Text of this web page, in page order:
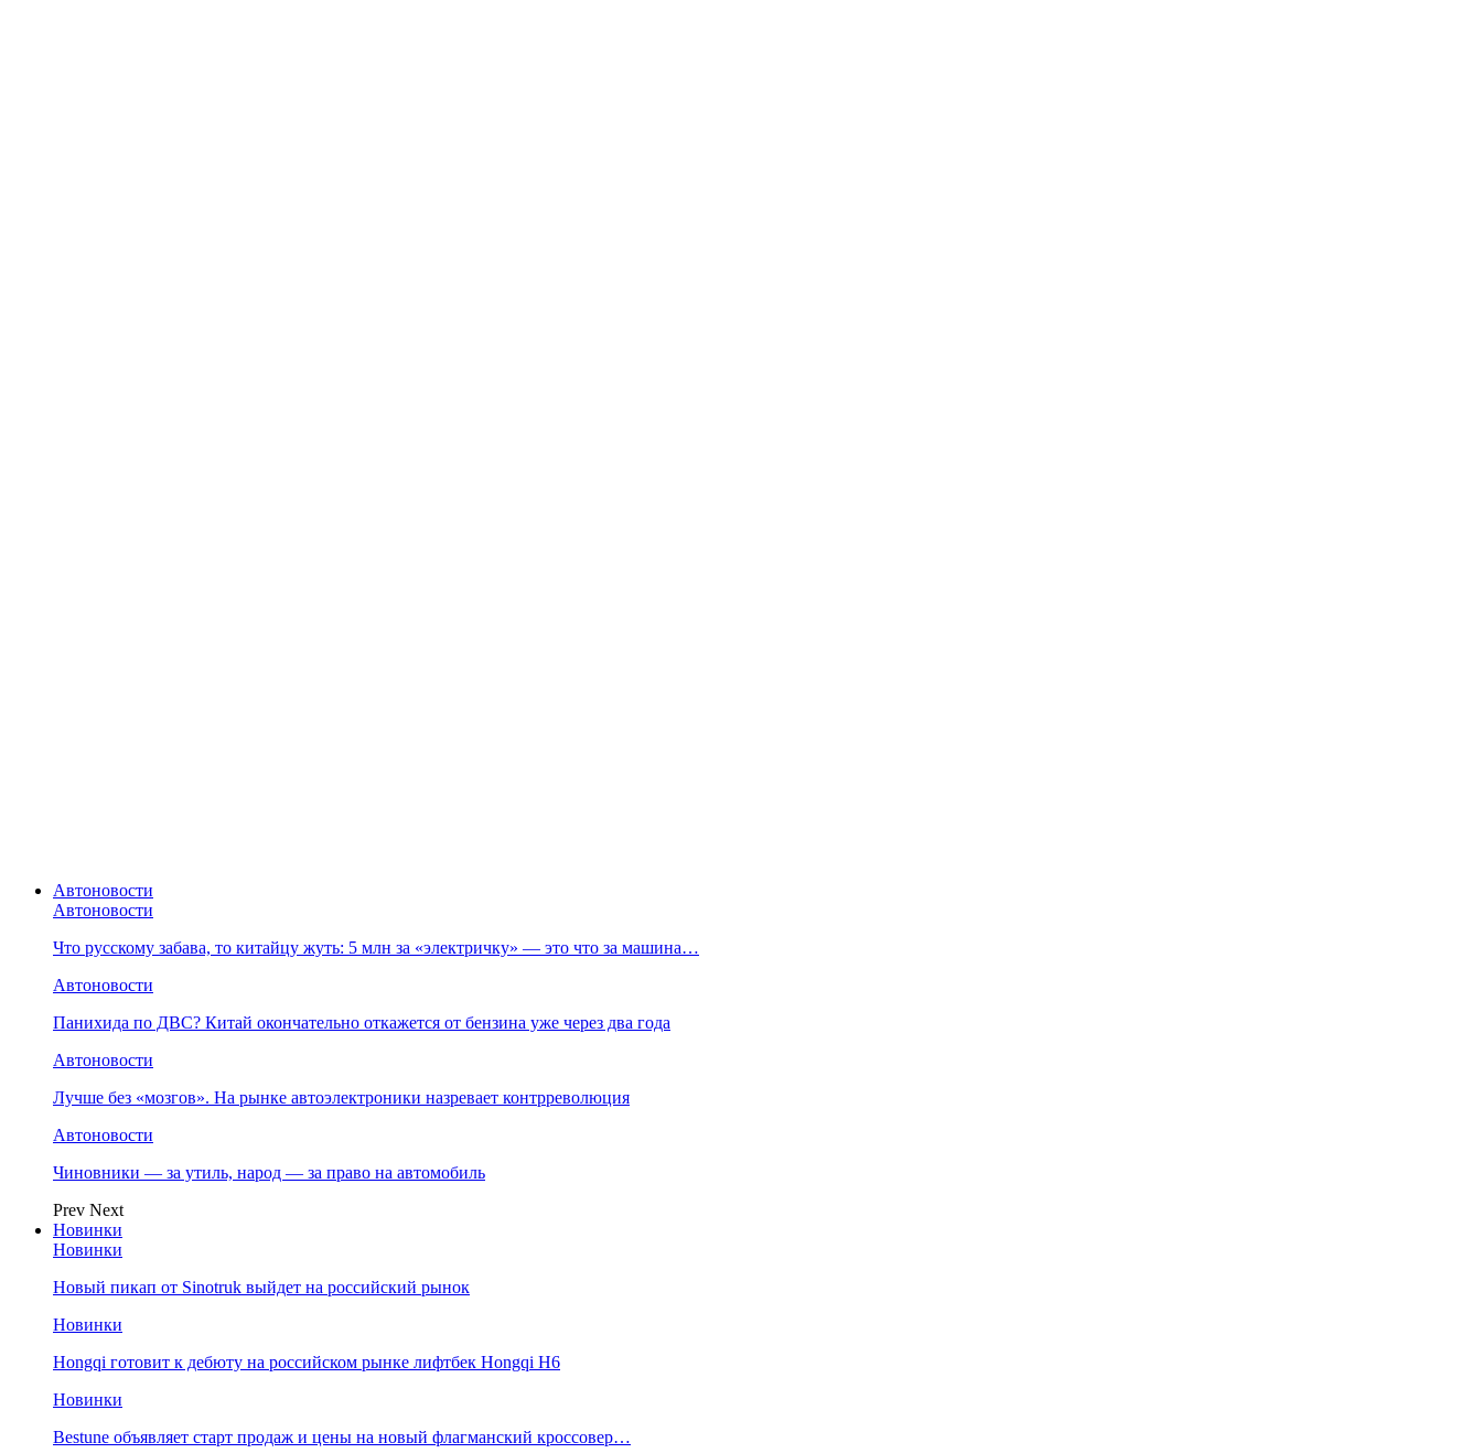
Автоновости
Автоновости
Что русскому забава, то китайцу жуть: 5 млн за «электричку» — это что за машина…
Автоновости
Панихида по ДВС? Китай окончательно откажется от бензина уже через два года
Автоновости
Лучше без «мозгов». На рынке автоэлектроники назревает контрреволюция
Автоновости
Чиновники — за утиль, народ — за право на автомобиль
Prev Next
Новинки
Новинки
Новый пикап от Sinotruk выйдет на российский рынок
Новинки
Hongqi готовит к дебюту на российском рынке лифтбек Hongqi H6
Новинки
Bestune объявляет старт продаж и цены на новый флагманский кроссовер…